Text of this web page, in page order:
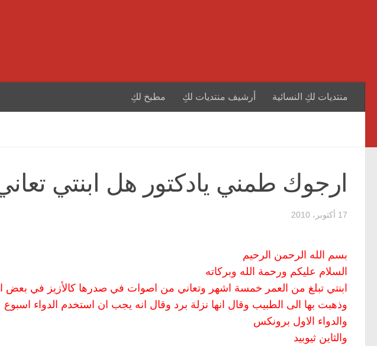
منتديات لكِ النسائية أرشيف منتديات لكِ مطبخ لكِ
ارجوك طمني يادكتور هل ابنتي
17 أكتوبر، 2010
بسم الله الرحمن الرحيم
السلام عليكم ورحمة الله وبركاته
ابنتي تبلغ من العمر خمسة اشهر وتعاني من اصوات في صدرها كالأزيز في بعض
وذهبت بها الى الطبيب وقال انها نزلة برد وقال انه يجب ان استخدم الدواء اسبوع
والدواء الاول برونكس
والثاين ثيوبيد